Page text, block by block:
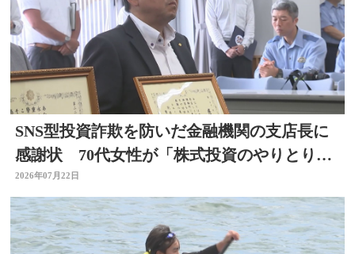
SNS型投資詐欺を防いだ金融機関の支店長に
感謝状 70代女性が「株式投資のやりとりを
している」大分
2026年07月22日